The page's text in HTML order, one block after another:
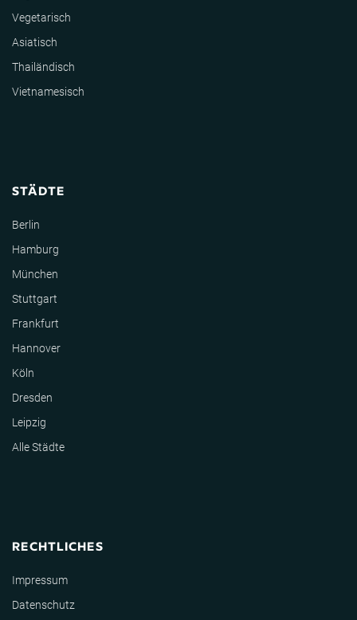
Vegetarisch
Asiatisch
Thailändisch
Vietnamesisch
STÄDTE
Berlin
Hamburg
München
Stuttgart
Frankfurt
Hannover
Köln
Dresden
Leipzig
Alle Städte
RECHTLICHES
Impressum
Datenschutz